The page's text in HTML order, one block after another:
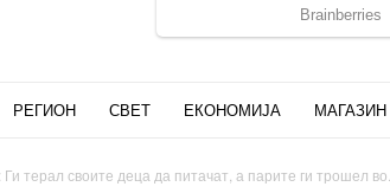
РЕГИОН СВЕТ ЕКОНОМИЈА МАГАЗИН
терал своите деца да питачат, а парите ги трошел во...